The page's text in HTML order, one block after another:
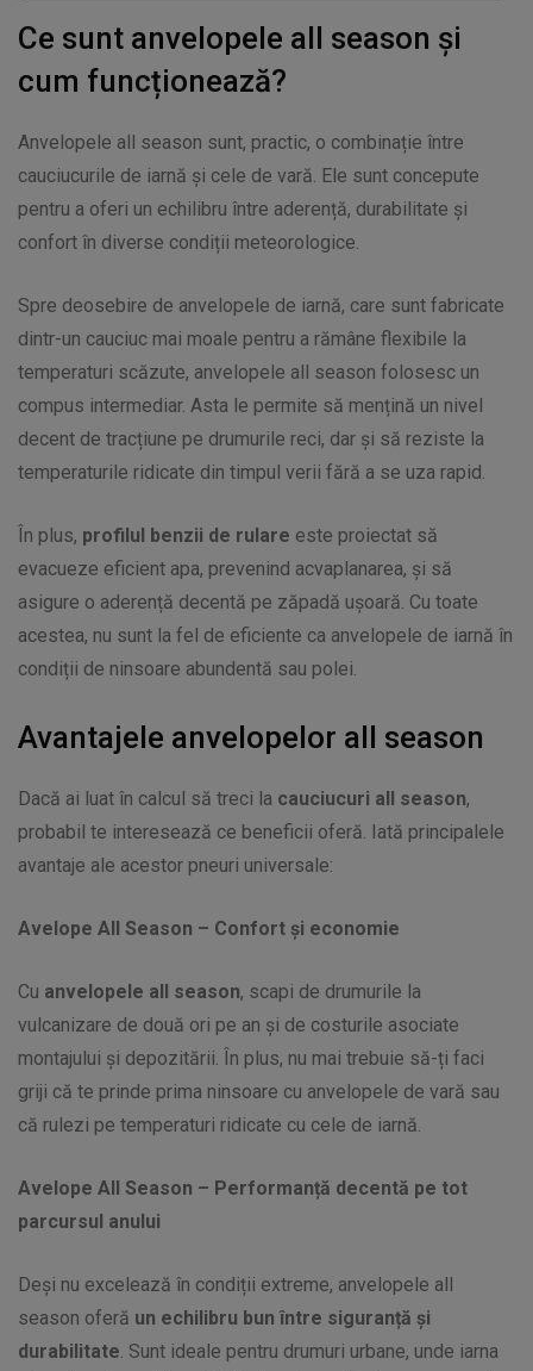
Ce sunt anvelopele all season și
cum funcționează?
Anvelopele all season sunt, practic, o combinație între
cauciucurile de iarnă și cele de vară. Ele sunt concepute
pentru a oferi un echilibru între aderență, durabilitate și
confort în diverse condiții meteorologice.
Spre deosebire de anvelopele de iarnă, care sunt fabricate
dintr-un cauciuc mai moale pentru a rămâne flexibile la
temperaturi scăzute, anvelopele all season folosesc un
compus intermediar. Asta le permite să mențină un nivel
decent de tracțiune pe drumurile reci, dar și să reziste la
temperaturile ridicate din timpul verii fără a se uza rapid.
În plus, profilul benzii de rulare este proiectat să
evacueze eficient apa, prevenind acvaplanarea, și să
asigure o aderență decentă pe zăpadă ușoară. Cu toate
acestea, nu sunt la fel de eficiente ca anvelopele de iarnă în
condiții de ninsoare abundentă sau polei.
Avantajele anvelopelor all season
Dacă ai luat în calcul să treci la cauciucuri all season,
probabil te interesează ce beneficii oferă. Iată principalele
avantaje ale acestor pneuri universale:
Avelope All Season – Confort și economie
Cu anvelopele all season, scapi de drumurile la
vulcanizare de două ori pe an și de costurile asociate
montajului și depozitării. În plus, nu mai trebuie să-ți faci
griji că te prinde prima ninsoare cu anvelopele de vară sau
că rulezi pe temperaturi ridicate cu cele de iarnă.
Avelope All Season – Performanță decentă pe tot
parcursul anului
Deși nu excelează în condiții extreme, anvelopele all
season oferă un echilibru bun între siguranță și
durabilitate . Sunt ideale pentru drumuri urbane, unde iarna